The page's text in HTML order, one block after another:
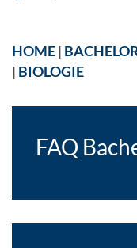
HOME |
| BIOLOGIE
FAQ